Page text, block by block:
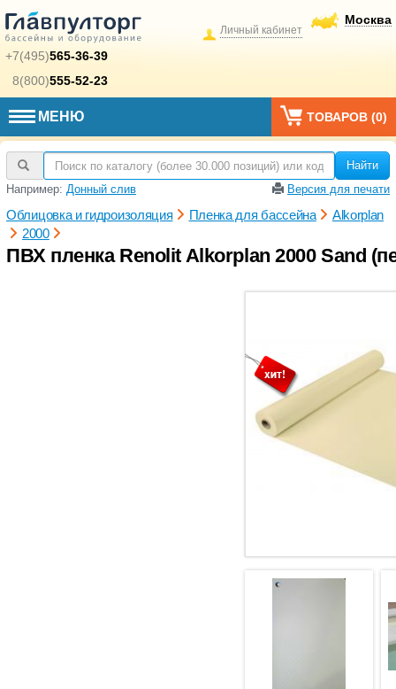
+7(495)565-36-39
8(800)555-52-23
Москва
Личный кабинет
МЕНЮ ТОВАРОВ (0)
Найти
Например: Донный слив Версия для печати
Облицовка и гидроизоляция Пленка для бассейна
Alkorplan
2000
ПВХ пленка Renolit Alkorplan 2000 Sand